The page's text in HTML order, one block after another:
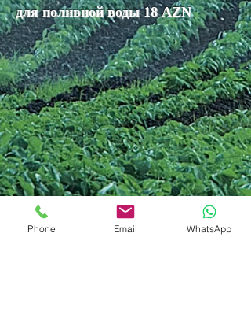
для поливной воды 18 AZN
Phone Email WhatsApp